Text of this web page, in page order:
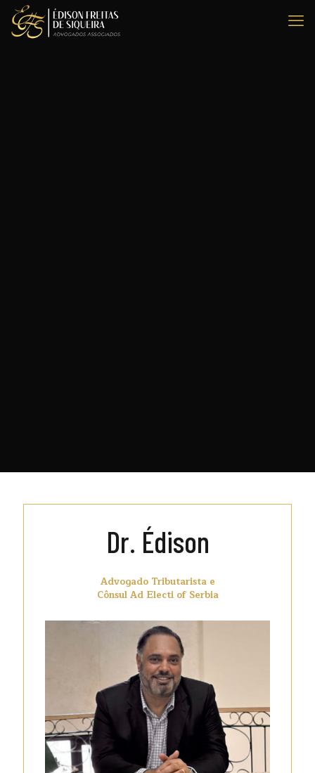
Dr. Édison
Advogado Tributarista e
Cônsul Ad Electi of Serbia